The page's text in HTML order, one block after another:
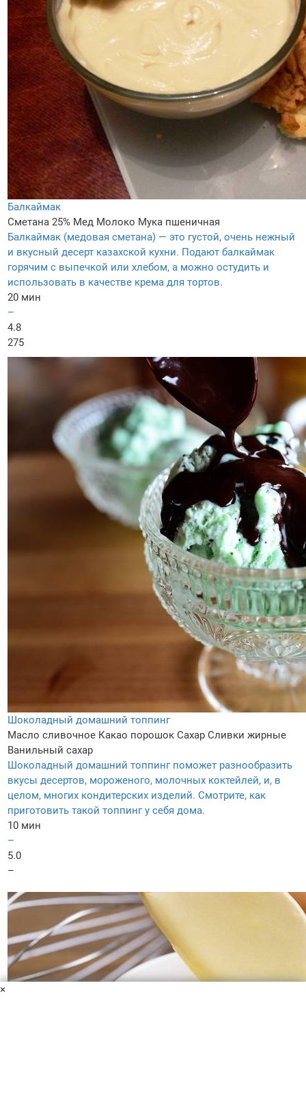
Балкаймак
Сметана 25% Мед Молоко Мука пшеничная
Балкаймак (медовая сметана) — это густой, очень нежный
и вкусный десерт казахской кухни. Подают балкаймак
горячим с выпечкой или хлебом, а можно остудить и
использовать в качестве крема для тортов.
20 мин
–
4.8
275
Шоколадный домашний топпинг
Масло сливочное Какао порошок Сахар Сливки жирные
Ванильный сахар
Шоколадный домашний топпинг поможет разнообразить
вкусы десертов, мороженого, молочных коктейлей, и, в
целом, многих кондитерских изделий. Смотрите, как
приготовить такой топпинг у себя дома.
10 мин
–
5.0
–
×